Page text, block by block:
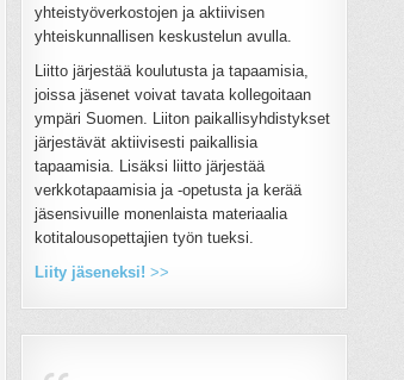
yhteistyöverkostojen ja aktiivisen
yhteiskunnallisen keskustelun avulla.
Liitto järjestää koulutusta ja tapaamisia,
joissa jäsenet voivat tavata kollegoitaan
ympäri Suomen. Liiton paikallisyhdistykset
järjestävät aktiivisesti paikallisia
tapaamisia. Lisäksi liitto järjestää
verkkotapaamisia ja -opetusta ja kerää
jäsensivuille monenlaista materiaalia
kotitalousopettajien työn tueksi.
Liity jäseneksi! >>